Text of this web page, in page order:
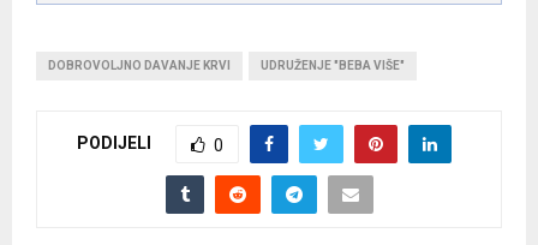
DOBROVOLJNO DAVANJE KRVI UDRUŽENJE "BEBA VIŠE"
PODIJELI 0